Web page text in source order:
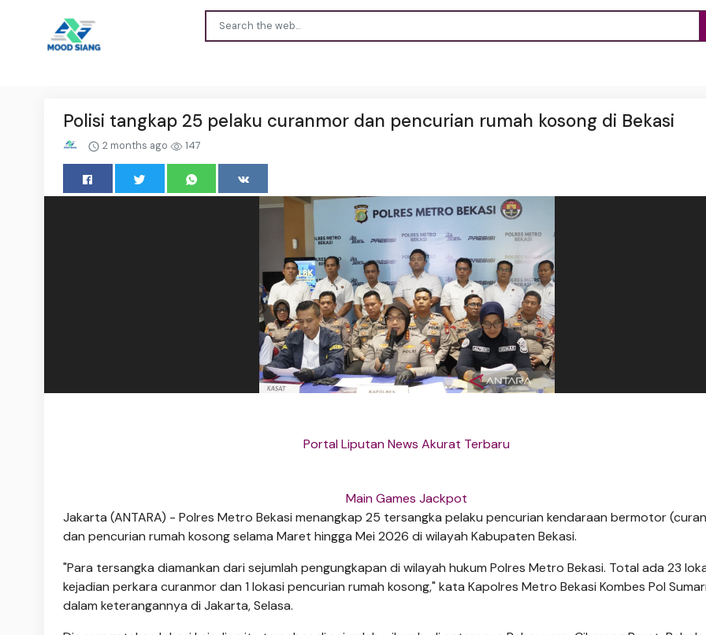
Polisi tangkap 25 pelaku curanmor dan pencurian rumah kosong di Bekasi
2 months ago 147
Portal Liputan News Akurat Terbaru
Main Games Jackpot
Jakarta (ANTARA) - Polres Metro Bekasi menangkap 25 tersangka pelaku pencurian kendaraan bermotor
dan pencurian rumah kosong selama Maret hingga Mei 2026 di wilayah Kabupaten Bekasi.
"Para tersangka diamankan dari sejumlah pengungkapan di wilayah hukum Polres Metro Bekasi. Total ada 23
kejadian perkara curanmor dan 1 lokasi pencurian rumah kosong," kata Kapolres Metro Bekasi Kombes Pol
dalam keterangannya di Jakarta, Selasa.